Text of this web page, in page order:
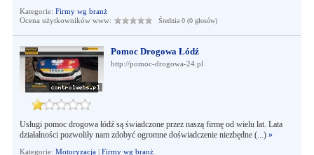
Kategorie: Firmy wg branż
Ocena użytkowników www:
Średnia 0 (0 głosów)
Pomoc Drogowa Łódź
http://pomoc-drogowa-24.pl
Usługi pomoc drogowa łódź są świadczone przez naszą firmę od wielu lat. Lata
działalności pozwoliły nam zdobyć ogromne doświadczenie niezbędne (...) »
Kategorie: Motoryzacja| Firmy wg branż